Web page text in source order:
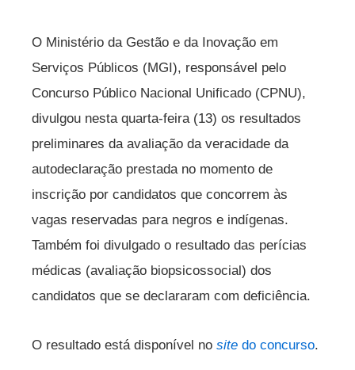
O Ministério da Gestão e da Inovação em
Serviços Públicos (MGI), responsável pelo
Concurso Público Nacional Unificado (CPNU),
divulgou nesta quarta-feira (13) os resultados
preliminares da avaliação da veracidade da
autodeclaração prestada no momento de
inscrição por candidatos que concorrem às
vagas reservadas para negros e indígenas.
Também foi divulgado o resultado das perícias
médicas (avaliação biopsicossocial) dos
candidatos que se declararam com deficiência.
O resultado está disponível no site do concurso.